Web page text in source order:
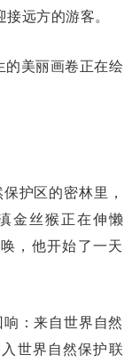
远方的游客。
美丽画卷正在绘
护区的密林里，
金丝猴正在伸懒
，他开始了一天
：来自世界自然
世界自然保护联